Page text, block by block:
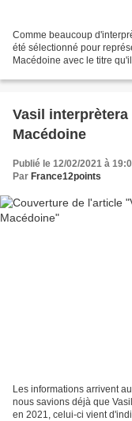
Comme beaucoup
été sélectionné pour
Macédoine avec le titre
Vasil
Macédoine
Publié le 12/02/2021 à
Par France12points
Les informations arrivent
nous savions déjà que
en 2021, celui-ci vient